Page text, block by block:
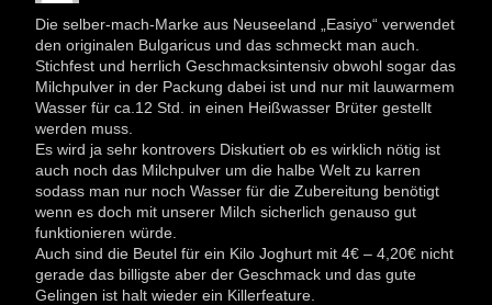
Die selber-mach-Marke aus Neuseeland „Easiyo“ verwendet
den originalen Bulgaricus und das schmeckt man auch.
Stichfest und herrlich Geschmacksintensiv obwohl sogar das
Milchpulver in der Packung dabei ist und nur mit lauwarmem
Wasser für ca.12 Std. in einen Heißwasser Brüter gestellt
werden muss.
Es wird ja sehr kontrovers Diskutiert ob es wirklich nötig ist
auch noch das Milchpulver um die halbe Welt zu karren
sodass man nur noch Wasser für die Zubereitung benötigt
wenn es doch mit unserer Milch sicherlich genauso gut
funktionieren würde.
Auch sind die Beutel für ein Kilo Joghurt mit 4€ – 4,20€ nicht
gerade das billigste aber der Geschmack und das gute
Gelingen ist halt wieder ein Killerfeature.